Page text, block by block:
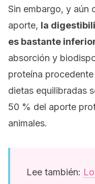
Sin embargo, y aún
aporte, la
es bastante
absorción y
proteína
dietas equilibradas
50 % del aporte
animales.
Lee también: